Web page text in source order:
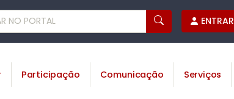
ENTRAR
Participação Comunicação Serviços